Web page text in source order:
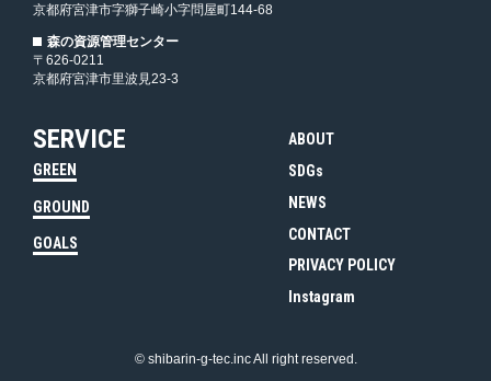
京都府宮津市字獅子崎小字問屋町144-68
森の資源管理センター
〒626-0211
京都府宮津市里波見23-3
SERVICE
GREEN
GROUND
GOALS
ABOUT
SDGs
NEWS
CONTACT
PRIVACY POLICY
Instagram
©︎ shibarin-g-tec.inc All right reserved.